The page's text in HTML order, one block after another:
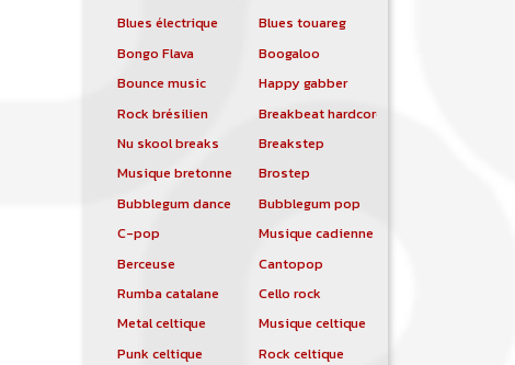
Blues électrique
Blues touareg
Bongo Flava
Boogaloo
Bounce music
Happy gabber
Rock brésilien
Breakbeat hardcore
Nu skool breaks
Breakstep
Musique bretonne
Brostep
Bubblegum dance
Bubblegum pop
C-pop
Musique cadienne
Berceuse
Cantopop
Rumba catalane
Cello rock
Metal celtique
Musique celtique
Punk celtique
Rock celtique